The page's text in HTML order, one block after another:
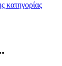
κατηγορίας